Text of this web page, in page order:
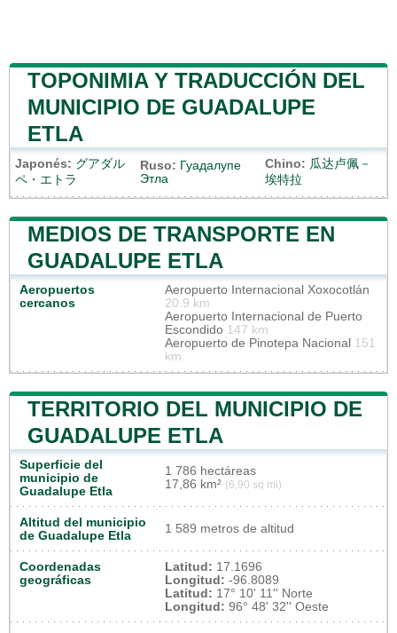
TOPONIMIA Y TRADUCCIÓN DEL
MUNICIPIO DE GUADALUPE
ETLA
Japonés: グアダル
ペ・エトラ
Ruso: Гуадалупе
Этла
Chino: 瓜达卢佩－
埃特拉
MEDIOS DE TRANSPORTE EN
GUADALUPE ETLA
Aeropuertos
cercanos
Aeropuerto Internacional Xoxocotlán
20.9 km
Aeropuerto Internacional de Puerto
Escondido 147 km
Aeropuerto de Pinotepa Nacional 151
km
TERRITORIO DEL MUNICIPIO DE
GUADALUPE ETLA
Superficie del
municipio de
Guadalupe Etla
1 786 hectáreas
17,86 km² (6,90 sq mi)
Altitud del municipio
de Guadalupe Etla
1 589 metros de altitud
Coordenadas
geográficas
Latitud: 17.1696
Longitud: -96.8089
Latitud: 17° 10' 11'' Norte
Longitud: 96° 48' 32'' Oeste